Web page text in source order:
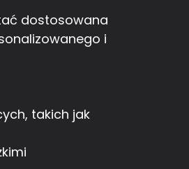
dostosowana
i
takich jak